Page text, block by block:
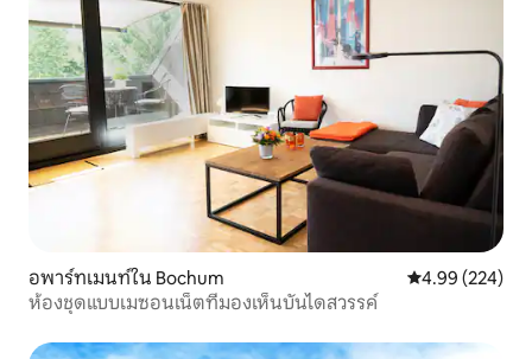
อพาร์ทเมนท์ใน Bochum คะแนนเฉลี่ย
4.99 (224)
ห้องชุดแบบเมซอนเน็ตที่มองเห็นบันไดสวรรค์